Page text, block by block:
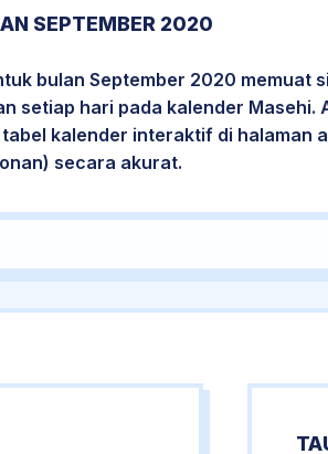
SEPTEMBER 2020
bulan September 2020 memuat
setiap hari pada kalender
kalender interaktif di halaman
secara akurat.